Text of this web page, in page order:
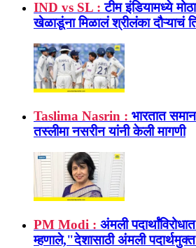
IND vs SL : टीम इंडियामध्ये
खेळाडूंना मिळालं श्रीलंका दौऱ्याचं
Taslima Nasrin : भारतात
तस्लीमा नसरीन यांनी केली मागणी
PM Modi : अंमली
म्हणाले,"देशासाठी अंमली